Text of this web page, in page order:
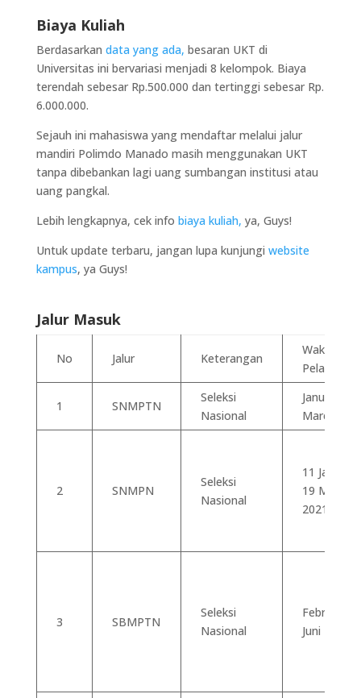
Biaya Kuliah
Berdasarkan data yang ada, besaran UKT di
Universitas ini bervariasi menjadi 8 kelompok. Biaya
terendah sebesar Rp.500.000 dan tertinggi sebesar Rp.
6.000.000.
Sejauh ini mahasiswa yang mendaftar melalui jalur
mandiri Polimdo Manado masih menggunakan UKT
tanpa dibebankan lagi uang sumbangan institusi atau
uang pangkal.
Lebih lengkapnya, cek info biaya kuliah, ya, Guys!
Untuk update terbaru, jangan lupa kunjungi website
kampus, ya Guys!
Jalur Masuk
No Jalur Keterangan
Waktu
1 SNMPTN
Seleksi
Nasional
Januari-
Maret
2 SNMPN
Seleksi
Nasional
11 Januari
19 Maret
2021
3 SBMPTN
Seleksi
Nasional
Februari –
Juni 2021